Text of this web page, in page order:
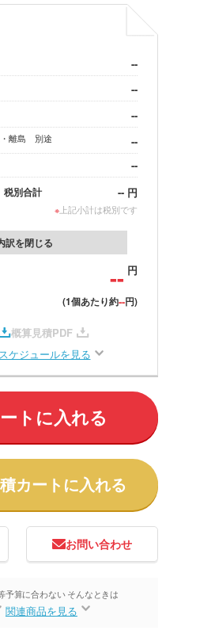
--
--
--
離島 別途
--
--
税別合計 -- 円
※ 上記小計は税別です
訳を閉じる
-- 円
(1個あたり約--円)
概算見積PDF
ケジュールを見る
トに入れる
カートに入れる
お問い合わせ
予算に合わない そんなときは
関連商品を見る